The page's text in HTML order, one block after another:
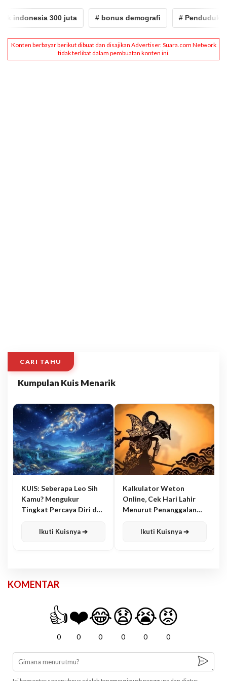
300 juta # bonus demografi # Penduduk
CARI TAHU
Kumpulan Kuis Menarik
KUIS: Seberapa Leo Sih
Kamu? Mengukur
Tingkat Percaya Diri dan
Ikuti Kuisnya ➔
Kalkulator Weton
Online, Cek Hari Lahir
Menurut Penanggalan
Ikuti Kuisnya ➔
KOMENTAR
👍
0
❤️
0
😂
0
😧
0
😭
0
😡
0